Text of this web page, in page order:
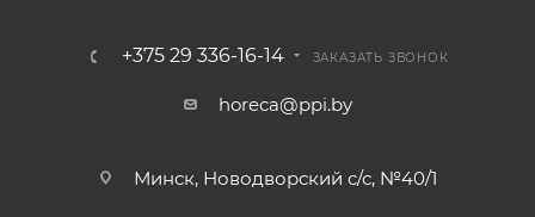
+375 29 336-16-14 ЗАКАЗАТЬ ЗВОНОК
horeca@ppi.by
Минск, Новодворский с/с, №40/1